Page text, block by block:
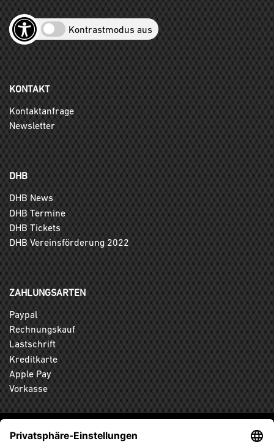
Kontrastmodus aus
KONTAKT
Kontaktanfrage
Newsletter
DHB
DHB News
DHB Termine
DHB Tickets
DHB Vereinsförderung 2022
ZAHLUNGSARTEN
Paypal
Rechnungskauf
Lastschrift
Kreditkarte
Apple Pay
Vorkasse
ABONNIEREN SIE DEN KOSTENLOSEN DHB-FANSHOP
NEWSLETTER UND VERPASSEN SIE KEINE NEUIGKEIT ODER